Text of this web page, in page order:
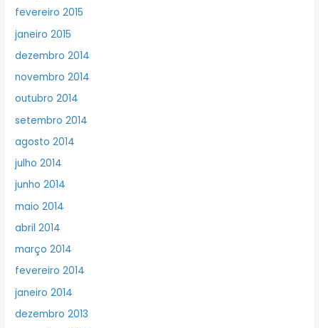
fevereiro 2015
janeiro 2015
dezembro 2014
novembro 2014
outubro 2014
setembro 2014
agosto 2014
julho 2014
junho 2014
maio 2014
abril 2014
março 2014
fevereiro 2014
janeiro 2014
dezembro 2013